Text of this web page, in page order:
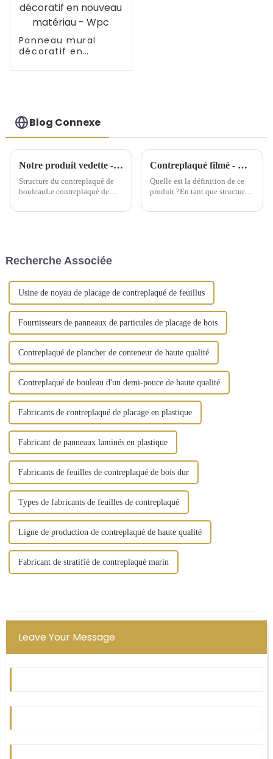
Panneau mural
décoratif en
Blog Connexe
Notre produit vedette - Contreplaqué de bouleau
Structure du contreplaqué de
bouleauLe contreplaqué de
plusieurs couches de placage
couche interne est appelée
matériau de base. Le noyau
Contreplaqué filmé - Quel est ce produit ?
Quelle est la définition de ce
produit ?En tant que structure
contreplaqué filmé offre une
Recherche Associée
Usine de noyau de placage de contreplaqué de feuillus
Fournisseurs de panneaux de particules de placage de bois
Contreplaqué de plancher de conteneur de haute qualité
Contreplaqué de bouleau d'un demi-pouce de haute qualité
Fabricants de contreplaqué de placage en plastique
Fabricant de panneaux laminés en plastique
Fabricants de feuilles de contreplaqué de bois dur
Types de fabricants de feuilles de contreplaqué
Ligne de production de contreplaqué de haute qualité
Fabricant de stratifié de contreplaqué marin
Leave Your Message